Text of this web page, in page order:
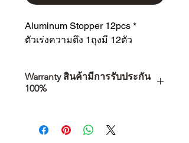
Aluminum Stopper 12pcs *
ตัวเร่งความตึง 1ถุงมี 12ตัว
Warranty สินค้ามีการรับประกัน
100%
คุณตัดสินใจซื้อ แต่รวมไปถึง
“ประสบการณ์หลังการใช้งาน” ใน